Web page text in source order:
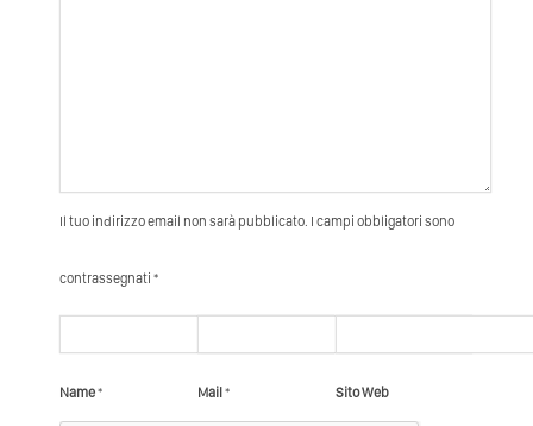
Il tuo indirizzo email non sarà pubblicato. I campi obbligatori sono
contrassegnati *
Name* Mail* Sito Web